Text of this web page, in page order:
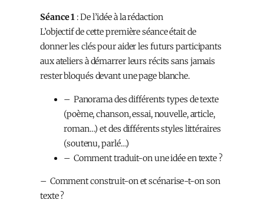
Séance 1​​ : ​De l’idée à la rédaction
L’objectif de cette première séance était de
donner les clés pour aider les futurs participants
aux ateliers à démarrer leurs récits sans jamais
rester bloqués devant une page blanche.
– Panorama des différents types de texte
(poème, chanson, essai, nouvelle, article,
roman…) et des différents styles littéraires
(soutenu, parlé…)
– Comment traduit-on une idée en texte ?
– Comment construit-on et scénarise-t-on son
texte ?